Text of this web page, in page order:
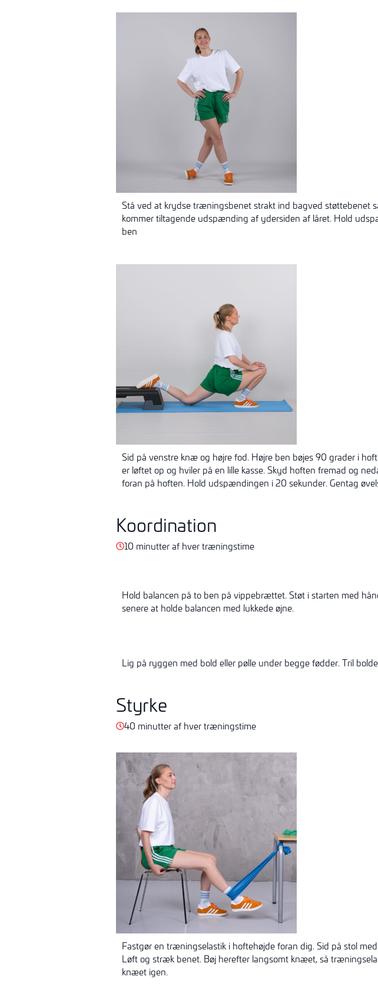
Stå ved at krydse træningsbenet strakt ind bagved støttebenet
kommer tiltagende udspænding af ydersiden af låret. Hold
ben
Sid på venstre knæ og højre fod. Højre ben bøjes 90 grader i
er løftet op og hviler på en lille kasse. Skyd hoften fremad og
foran på hoften. Hold udspændingen i 20 sekunder. Gentag
Koordination
10 minutter af hver træningstime
Hold balancen på to ben på vippebrættet. Støt i starten med
senere at holde balancen med lukkede øjne.
Lig på ryggen med bold eller pølle under begge fødder. Tril
Styrke
40 minutter af hver træningstime
Fastgør en træningselastik i hoftehøjde foran dig. Sid på stol
Løft og stræk benet. Bøj herefter langsomt knæet, så
knæet igen.